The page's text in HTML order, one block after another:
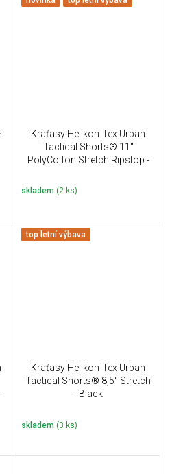
Kraťasy Helikon-Tex Urban
Tactical Shorts® 11''
PolyCotton Stretch Ripstop -
skladem (2 ks)
-
top letní výbava
Kraťasy Helikon-Tex Urban
Tactical Shorts® 8,5" Stretch
- Black
skladem (3 ks)